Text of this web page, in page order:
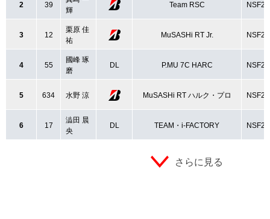
2 39
輝
Team RSC
3 12
栗原 佳
祐
MuSASHi RT Jr.
4 55
國峰 琢
磨
DL P.MU 7C HARC
5 634 水野 涼 MuSASHi RT ハルク・プロ
6 17
澁田 晨
央
DL TEAM・i-FACTORY
さらに見る